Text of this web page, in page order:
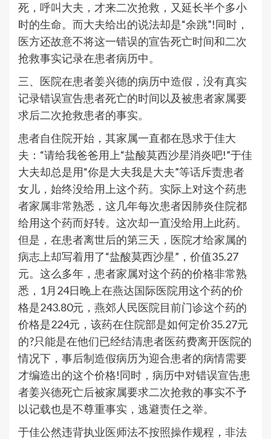
死，呼叫大夫，才来二次抢救，又延长半个多小
时的生命。而大夫给出的说法却是“余跳”!同时，
医方还故意不将这一错误的宣告死亡时间和二次
抢救事实记录在患者病历中。
三、医院在患者姜兴德的病历中造假，没有真实
记录错误宣告患者死亡的时间以及被患者家属要
求后二次抢救患者的事实。
患者自住院开始，其家属一直都在恳求于佳大
夫：“请给我爸爸用上“盐酸莫西沙星消炎吧!”于佳
大夫却总是用“你是大夫我是大夫”等话斥责患者
女儿，始终没给用上这个药。实际上对这个药患
者家属非常熟悉，这几年每次患者因肺炎住院都
给用这个药而好转。这次却一直没给用上此药。
但是，在患者离世后的第三天，医院才给家属的
病志上却写着用了“盐酸莫西沙星”，价值35.27
元。这么多年，患者家属对这个药的价格非常熟
悉，1月24日晚上在燕达国际医院用这个药的价
格是243.80元，燕郊人民医院目前门诊这个药的
价格是224元，该药在住院部是如何定价35.27元
的?只能是在他们已经结清患者医药费离开医院的
情况下，事后制造假病历为迎合患者的病情需要
才编造出的这个价格!同时，病历中对错误宣告患
者姜兴德死亡后被家属要求二次抢救的事实不予
以记载也是不尊重事实，逃避责任之举。
于佳公然违背执业医师法不按照操作规程，非法